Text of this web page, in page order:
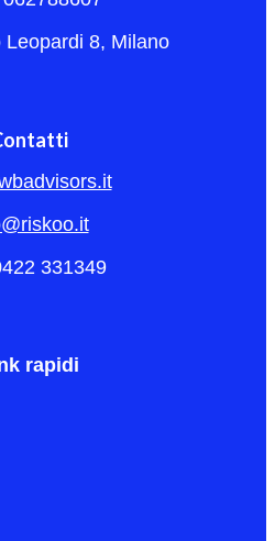
Leopardi 8, Milano
331349
rapidi